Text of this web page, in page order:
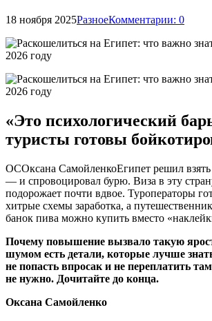
18 ноября 2025РазноеКомментарии: 0
«Это психологический
туристы готовы
ОСОксана СамойленкоЕгипет решил взять
— и спровоцировал бурю. Виза в эту
подорожает почти вдвое. Туроператоры
хитрые схемы заработка, а
банок пива можно купить вместо
Почему повышение вызвало такую
шумом есть детали, которые лучше
не попасть впросак и не переплатить
не нужно. Дочитайте до конца.
Оксана Самойленко